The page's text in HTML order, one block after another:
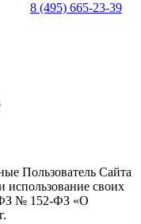
8 (495) 665-23-39
Пользователь Сайта
использование своих
ФЗ № 152-ФЗ «О